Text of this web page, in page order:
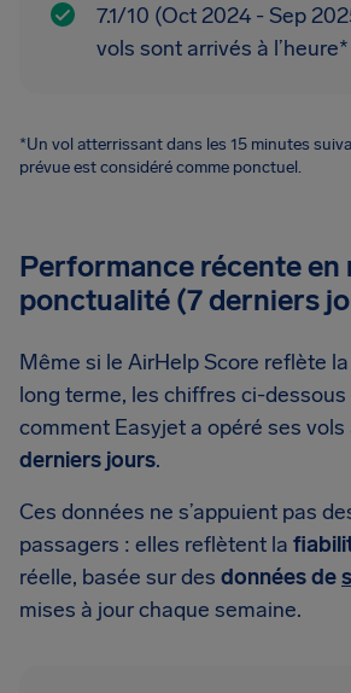
7.1/10 (Oct 2024 - Sep
vols sont arrivés à l’heure*
*Un vol atterrissant dans les 15 minutes
prévue est considéré comme ponctuel.
Performance récente en
ponctualité (7 derniers
Même si le AirHelp Score reflète
long terme, les chiffres ci-
comment Easyjet a opéré ses vols
derniers jours.
Ces données ne s’appuient pas
passagers : elles reflètent la
réelle, basée sur des données de
mises à jour chaque semaine.